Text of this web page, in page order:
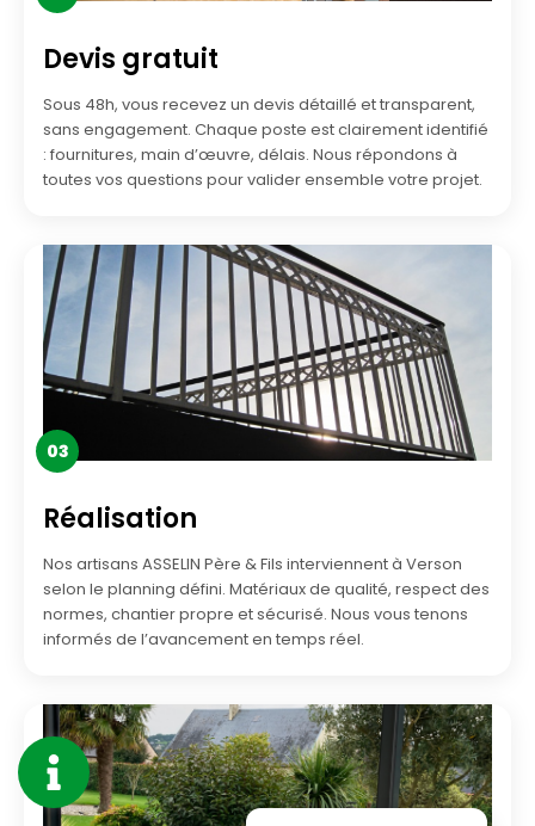
Devis gratuit
Sous 48h, vous recevez un devis détaillé et transparent,
sans engagement. Chaque poste est clairement identifié
: fournitures, main d’œuvre, délais. Nous répondons à
toutes vos questions pour valider ensemble votre projet.
03
Réalisation
Nos artisans ASSELIN Père & Fils interviennent à Verson
selon le planning défini. Matériaux de qualité, respect des
normes, chantier propre et sécurisé. Nous vous tenons
informés de l’avancement en temps réel.